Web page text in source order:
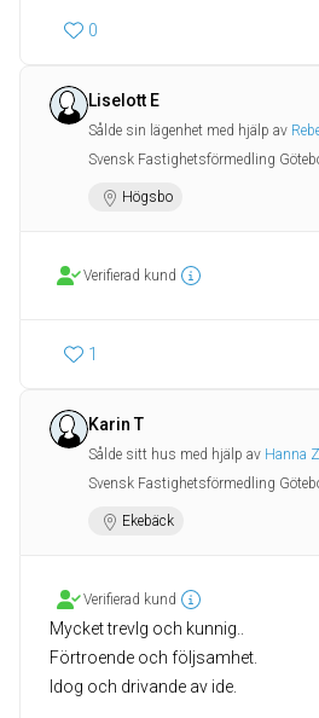
0
Liselott E
Sålde sin lägenhet med hjälp av
Svensk Fastighetsförmedling
Högsbo
Verifierad kund
1
Karin T
Sålde sitt hus med hjälp av Hanna
Svensk Fastighetsförmedling
Ekebäck
Verifierad kund
Mycket trevlg och kunnig..
Förtroende och följsamhet.
Idog och drivande av ide.